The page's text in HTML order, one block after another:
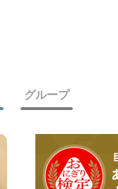
グループ